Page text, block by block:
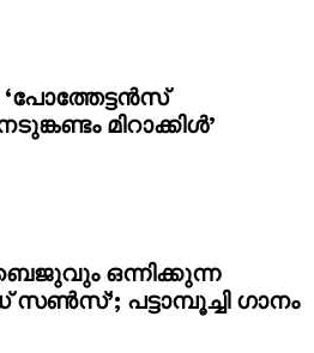
‘പോത്തേട്ടൻസ്
മിറാക്കിൾ’
ഒന്നിക്കുന്ന
പട്ടാമ്പൂച്ചി ഗാനം